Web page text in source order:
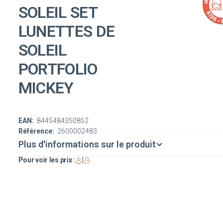
SOLEIL SET
LUNETTES DE
SOLEIL
PORTFOLIO
MICKEY
Référence: 2600002483
EAN: 8445484350852
Plus d'informations sur le produit
Pour voir les prix :